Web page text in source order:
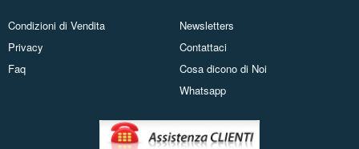
Condizioni di Vendita
Privacy
Faq
Newsletters
Contattaci
Cosa dicono di Noi
Whatsapp